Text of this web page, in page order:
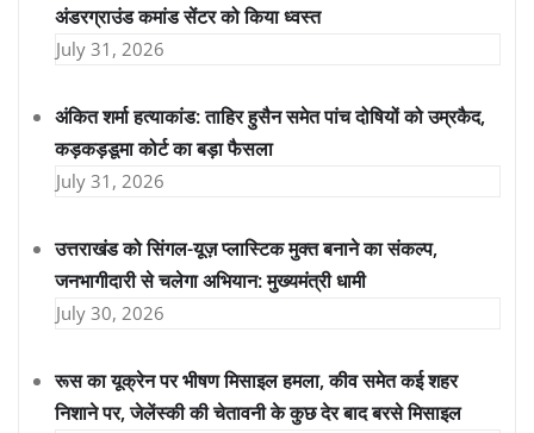
अंडरग्राउंड कमांड सेंटर को किया ध्वस्त
July 31, 2026
अंकित शर्मा हत्याकांड: ताहिर हुसैन समेत पांच दोषियों को उम्रकैद,
कड़कड़डूमा कोर्ट का बड़ा फैसला
July 31, 2026
उत्तराखंड को सिंगल-यूज़ प्लास्टिक मुक्त बनाने का संकल्प,
जनभागीदारी से चलेगा अभियान: मुख्यमंत्री धामी
July 30, 2026
रूस का यूक्रेन पर भीषण मिसाइल हमला, कीव समेत कई शहर
निशाने पर, जेलेंस्की की चेतावनी के कुछ देर बाद बरसे मिसाइल